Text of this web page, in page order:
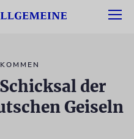
der
Geiseln